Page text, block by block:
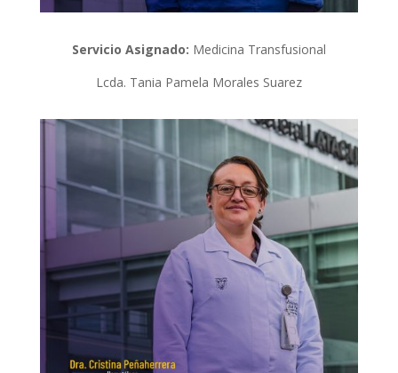
Servicio Asignado: Medicina Transfusional
Lcda. Tania Pamela Morales Suarez